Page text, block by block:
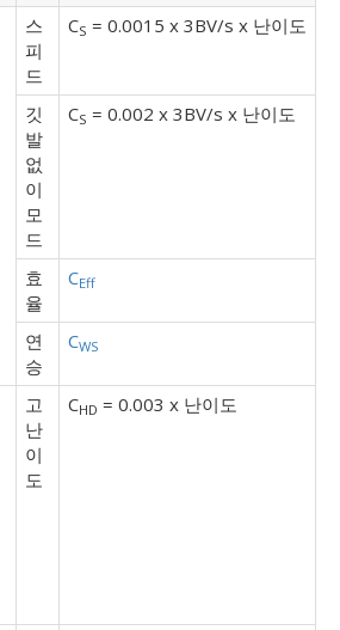
스
피
드
CS = 0.0015 x 3BV/s x 난이도
깃
발
없
이
모
드
CS = 0.002 x 3BV/s x 난이도
효
율
CEff
연
승
CWS
고
난
이
도
CHD = 0.003 x 난이도